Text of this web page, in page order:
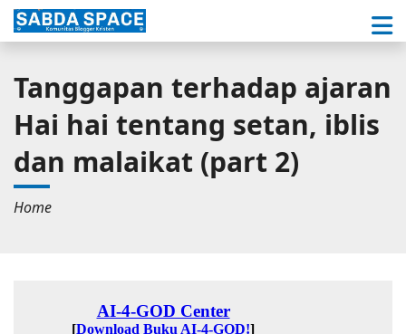
Tanggapan terhadap ajaran
Hai hai tentang setan, iblis
dan malaikat (part 2)
Home